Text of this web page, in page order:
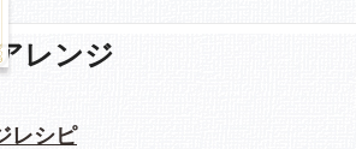
レンジ
レシピ